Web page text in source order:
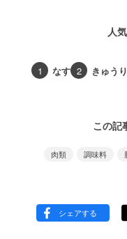
人
1 なす 2 きゅうり
この記
肉類 調味料